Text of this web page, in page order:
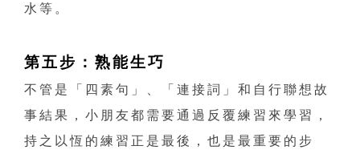
水等。
第五步：熟能生巧
不管是「四素句」、「連接詞」和自行聯想故
事結果，小朋友都需要通過反覆練習來學習，
持之以恆的練習正是最後，也是最重要的步